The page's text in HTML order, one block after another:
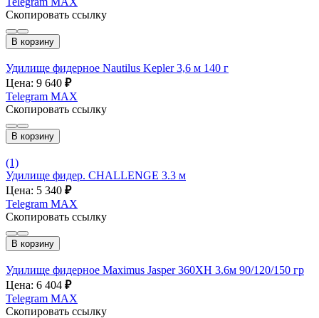
Скопировать ссылку
В корзину
Удилище фидерное Nautilus Kepler 3,6 м 140 г
Цена: 9 640 ₽
Telegram MAX
Скопировать ссылку
В корзину
(1)
Удилище фидер. CHALLENGE 3.3 м
Цена: 5 340 ₽
Telegram MAX
Скопировать ссылку
В корзину
Удилище фидерное Maximus Jasper 360XH 3.6м 90/120/150 гр
Цена: 6 404 ₽
Telegram MAX
Скопировать ссылку